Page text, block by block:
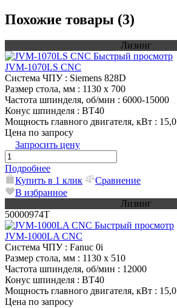
Похожие товары (3)
Лизинг
Быстрый просмотр
JVM-1070LS CNC
Система ЧПУ: Siemens 828D
Размер стола, мм : 1130 х 700
Частота шпинделя, об/мин : 6000-15000
Конус шпинделя : BT40
Мощность главного двигателя, кВт : 15,0
Цена по запросу
Запросить цену
Подробнее
Купить в 1 клик
Сравнение
В избранное
Лизинг
50000974T
Быстрый просмотр
JVM-1000LA CNC
Система ЧПУ: Fanuc 0i
Размер стола, мм : 1130 х 510
Частота шпинделя, об/мин : 12000
Конус шпинделя : BT40
Мощность главного двигателя, кВт : 15,0
Цена по запросу